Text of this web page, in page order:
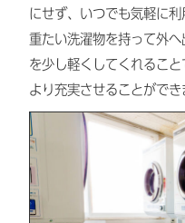
にせず、いつでも気軽に利
重たい洗濯物を持って外
を少し軽くしてくれるこ
より充実させることができ